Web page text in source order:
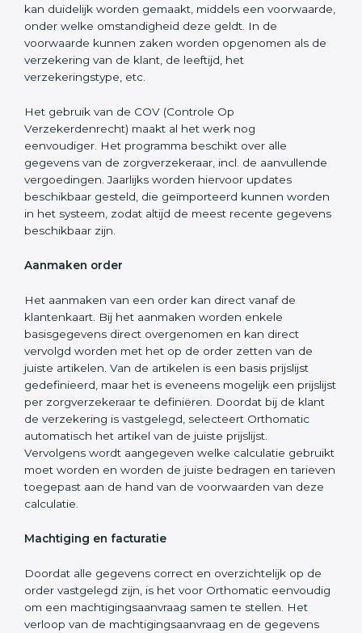
kan duidelijk worden gemaakt, middels een voorwaarde,
onder welke omstandigheid deze geldt. In de
voorwaarde kunnen zaken worden opgenomen als de
verzekering van de klant, de leeftijd, het
verzekeringstype, etc.
Het gebruik van de COV (Controle Op
Verzekerdenrecht) maakt al het werk nog
eenvoudiger. Het programma beschikt over alle
gegevens van de zorgverzekeraar, incl. de aanvullende
vergoedingen. Jaarlijks worden hiervoor updates
beschikbaar gesteld, die geïmporteerd kunnen worden
in het systeem, zodat altijd de meest recente gegevens
beschikbaar zijn.
Aanmaken order
Het aanmaken van een order kan direct vanaf de
klantenkaart. Bij het aanmaken worden enkele
basisgegevens direct overgenomen en kan direct
vervolgd worden met het op de order zetten van de
juiste artikelen. Van de artikelen is een basis prijslijst
gedefinieerd, maar het is eveneens mogelijk een prijslijst
per zorgverzekeraar te definiëren. Doordat bij de klant
de verzekering is vastgelegd, selecteert Orthomatic
automatisch het artikel van de juiste prijslijst.
Vervolgens wordt aangegeven welke calculatie gebruikt
moet worden en worden de juiste bedragen en tarieven
toegepast aan de hand van de voorwaarden van deze
calculatie.
Machtiging en facturatie
Doordat alle gegevens correct en overzichtelijk op de
order vastgelegd zijn, is het voor Orthomatic eenvoudig
om een machtigingsaanvraag samen te stellen. Het
verloop van de machtigingsaanvraag en de gegevens